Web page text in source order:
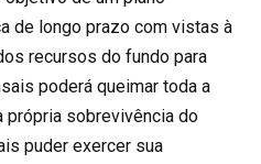
de longo prazo com vistas à
recursos do fundo para
poderá queimar toda a
própria sobrevivência do
puder exercer sua